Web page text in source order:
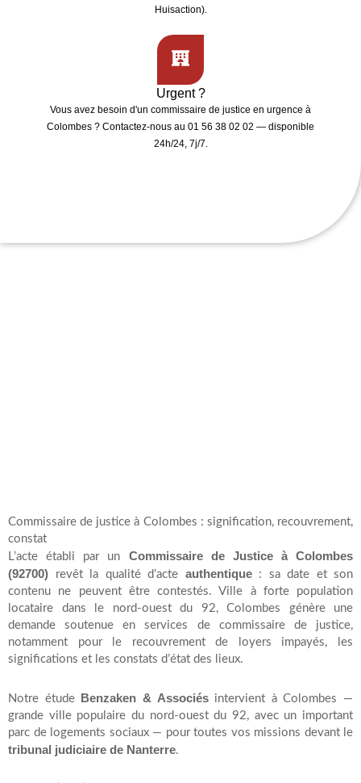
Huisaction).
Urgent ?
Vous avez besoin d'un commissaire de justice en urgence à
Colombes ? Contactez-nous au 01 56 38 02 02 — disponible
24h/24, 7j/7.
Commissaire de justice à Colombes : signification, recouvrement,
constat
L’acte établi par un Commissaire de Justice à Colombes
(92700) revêt la qualité d’acte authentique: sa date et son
contenu ne peuvent être contestés. Ville à forte population
locataire dans le nord-ouest du 92, Colombes génère une
demande soutenue en services de commissaire de justice,
notamment pour le recouvrement de loyers impayés, les
significations et les constats d’état des lieux.
Notre étude Benzaken & Associésintervient à Colombes —
grande ville populaire du nord-ouest du 92, avec un important
parc de logements sociaux — pour toutes vos missions devant le
tribunal judiciaire de Nanterre.